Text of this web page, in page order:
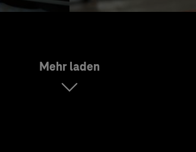
Mehr laden